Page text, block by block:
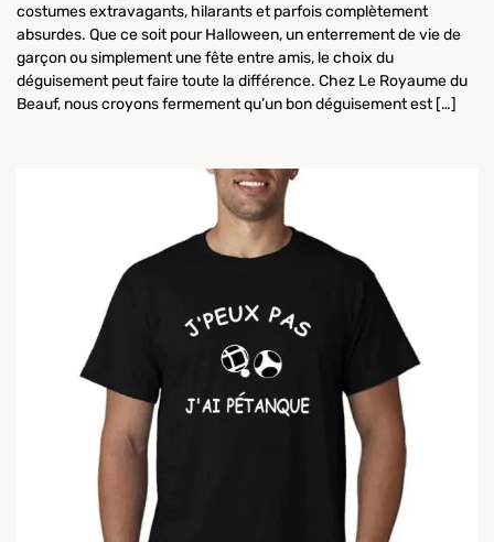
costumes extravagants, hilarants et parfois complètement
absurdes. Que ce soit pour Halloween, un enterrement de vie de
garçon ou simplement une fête entre amis, le choix du
déguisement peut faire toute la différence. Chez Le Royaume du
Beauf, nous croyons fermement qu’un bon déguisement est […]